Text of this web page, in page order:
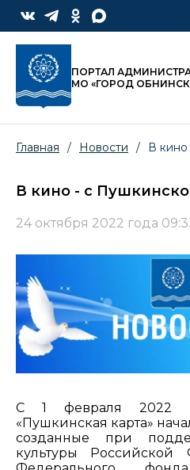
ПОРТАЛ
МО «ГОРОД
Главная / Новости / В
В кино - с
24 октября 2022 года
С 1 февраля 2022
«Пушкинская карта»
созданные при
культуры